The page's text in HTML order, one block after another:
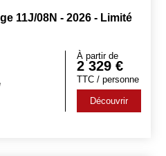
11J/08N - 2026 - Limité
À partir de
2 329 €
TTC / personne
Découvrir